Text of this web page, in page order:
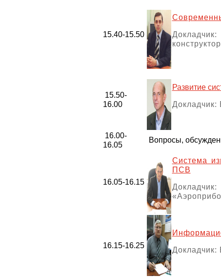
15.40-15.50
15.50-
16.00
Развитие
Докладчик:
16.00-
16.05
Вопросы,
16.05-16.15
Система
ПСВ
16.15-16.25